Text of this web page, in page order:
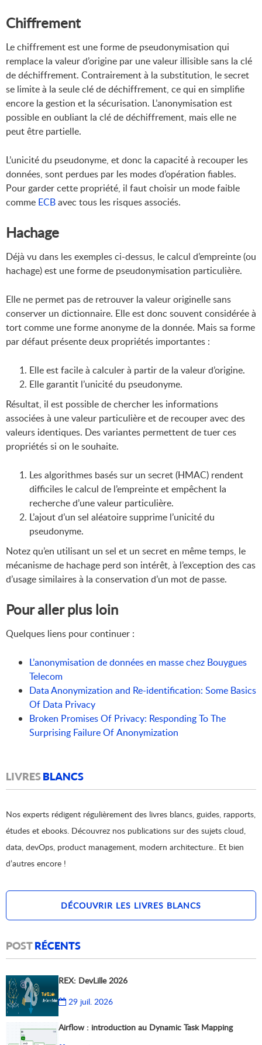
Chiffrement
Le chiffrement est une forme de pseudonymisation qui
remplace la valeur d’origine par une valeur illisible sans la clé
de déchiffrement. Contrairement à la substitution, le secret
se limite à la seule clé de déchiffrement, ce qui en simplifie
encore la gestion et la sécurisation. L’anonymisation est
possible en oubliant la clé de déchiffrement, mais elle ne
peut être partielle.
L’unicité du pseudonyme, et donc la capacité à recouper les
données, sont perdues par les modes d’opération fiables.
Pour garder cette propriété, il faut choisir un mode faible
comme ECBavec tous les risques associés.
Hachage
Déjà vu dans les exemples ci-dessus, le calcul d’empreinte (ou
hachage) est une forme de pseudonymisation particulière.
Elle ne permet pas de retrouver la valeur originelle sans
conserver un dictionnaire. Elle est donc souvent considérée à
tort comme une forme anonyme de la donnée. Mais sa forme
par défaut présente deux propriétés importantes :
Elle est facile à calculer à partir de la valeur d’origine.
Elle garantit l’unicité du pseudonyme.
Résultat, il est possible de chercher les informations
associées à une valeur particulière et de recouper avec des
valeurs identiques. Des variantes permettent de tuer ces
propriétés si on le souhaite.
Les algorithmes basés sur un secret (HMAC) rendent
difficiles le calcul de l’empreinte et empêchent la
recherche d’une valeur particulière.
L’ajout d’un sel aléatoire supprime l’unicité du
pseudonyme.
Notez qu’en utilisant un sel et un secret en même temps, le
mécanisme de hachage perd son intérêt, à l’exception des cas
d’usage similaires à la conservation d’un mot de passe.
Pour aller plus loin
Quelques liens pour continuer :
L’anonymisation de données en masse chez Bouygues
Telecom
Data Anonymization and Re-identification: Some Basics
Of Data Privacy
Broken Promises Of Privacy: Responding To The
Surprising Failure Of Anonymization
LIVRESBLANCS
Nos experts rédigent régulièrement des livres blancs, guides, rapports,
études et ebooks. Découvrez nos publications sur des sujets cloud,
data, devOps, product management, modern architecture.. Et bien
d’autres encore !
DÉCOUVRIR LES LIVRES BLANCS
POSTRÉCENTS
REX: DevLille 2026
29 juil. 2026
Airflow : introduction au Dynamic Task Mapping